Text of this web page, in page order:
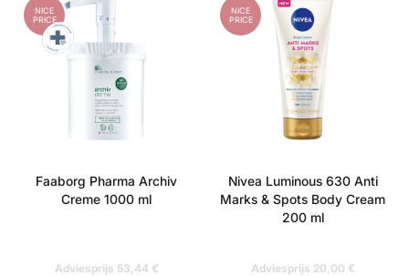
NICE
PRICE
Faaborg Pharma Archiv
Creme 1000 ml
Adviesprijs 53,44 €
NICE
PRICE
Nivea Luminous 630 Anti
Marks & Spots Body Cream
200 ml
Adviesprijs 20,00 €